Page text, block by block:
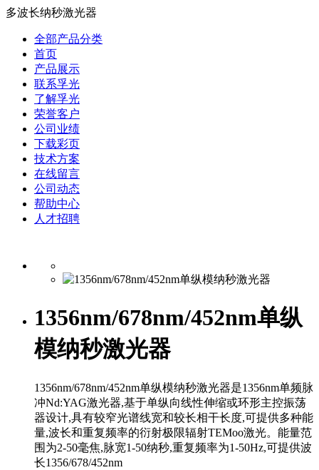
多波长纳秒激光器
全部产品分类
首页
产品展示
联系孚光
了解孚光
荣誉客户
公司业绩
下载彩页
技术方案
在线留言
公司动态
帮助中心
人才招聘
1356nm/678nm/452nm单纵
模纳秒激光器
1356nm/678nm/452nm单纵模纳秒激光器是1356nm单频脉
冲Nd:YAG激光器,基于单纵向线性伸缩或环形主控振荡
器设计,具有较窄光谱线宽和较长相干长度,可提供多种能
量,波长和重复频率的衍射极限辐射TEMoo激光。能量范
围为2-50毫焦,脉宽1-50纳秒,重复频率为1-50Hz,可提供波
长1356/678/452nm